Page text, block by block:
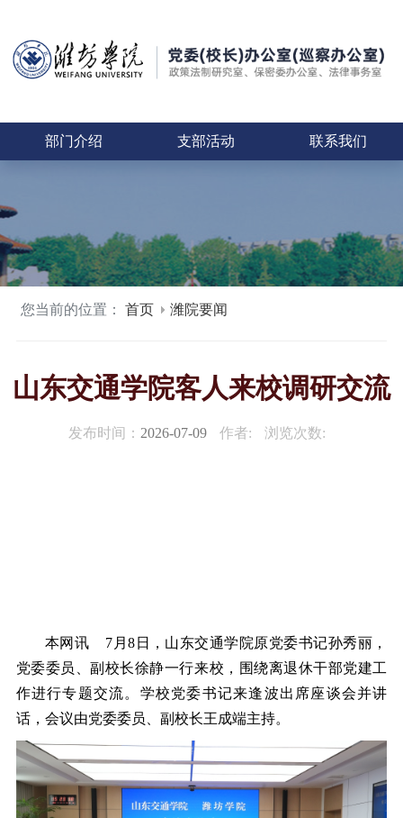
部门介绍 支部活动 联系我们
您当前的位置：首页 潍院要闻
山东交通学院客人来校调研交流
发布时间： 2026-07-09 作者: 浏览次数:
本网讯 7月8日，山东交通学院原党委书记孙秀丽，
党委委员、副校长徐静一行来校，围绕离退休干部党建工
作进行专题交流。学校党委书记来逢波出席座谈会并讲
话，会议由党委委员、副校长王成端主持。